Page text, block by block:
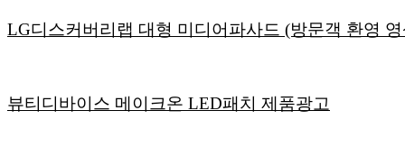
LG디스커버리랩 대형 미디어파사드 (방문객 환영
뷰티디바이스 메이크온 LED패치 제품광고